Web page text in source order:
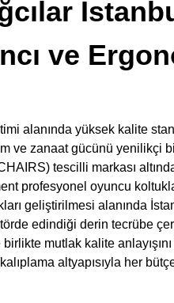
ve
alanında yüksek kalite
ve zanaat gücünü yenilikçi
tescilli markası
profesyonel oyuncu
geliştirilmesi alanında
edindiği derin tecrübe
mutlak kalite
altyapısıyla her